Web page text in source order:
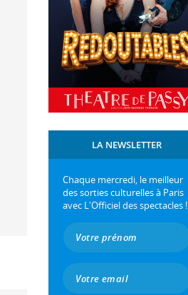
LA NEWSLETTER
Chaque mercredi, le meilleur
des sorties culturelles à Paris
avec L'Officiel des spectacles !